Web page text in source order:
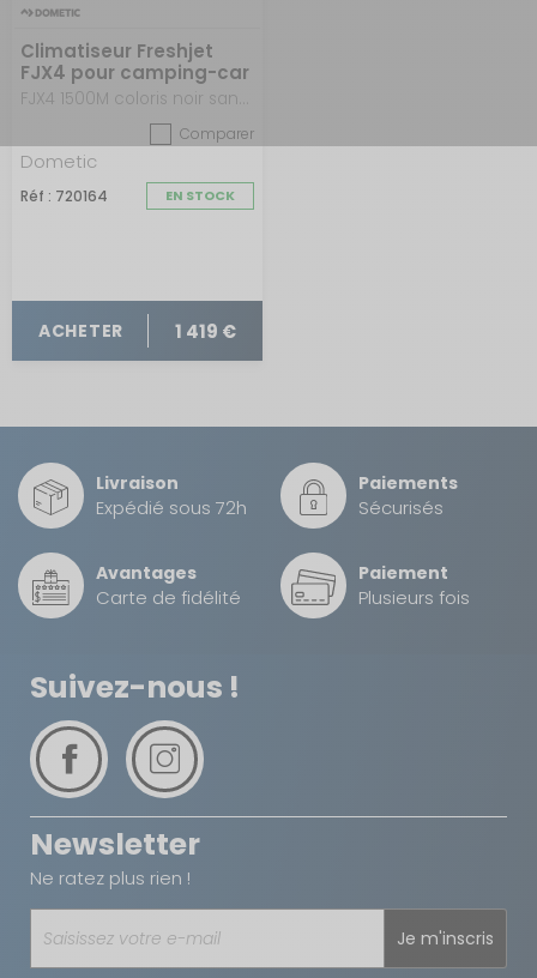
Climatiseur Freshjet
FJX4 pour camping-car
Comparer
Dometic
Réf : 720164 EN STOCK
ACHETER 1 419 €
Livraison
Expédié sous 72h
Paiements
Sécurisés
Avantages
Carte de fidélité
Paiement
Plusieurs fois
Suivez-nous !
Newsletter
Ne ratez plus rien !
Je m'inscris